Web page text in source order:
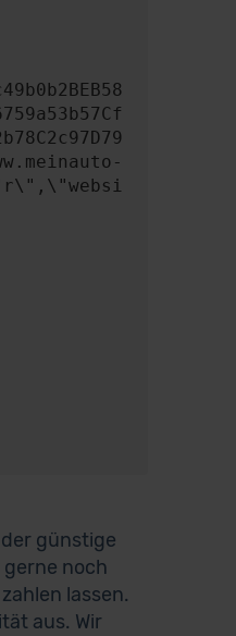
günstige
noch
lassen.
aus. Wir